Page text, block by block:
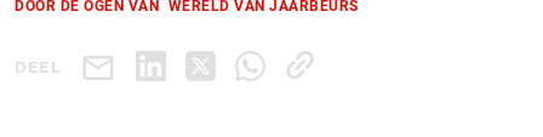
DOOR DE OGEN VAN WERELD VAN JAARBEURS
DEEL